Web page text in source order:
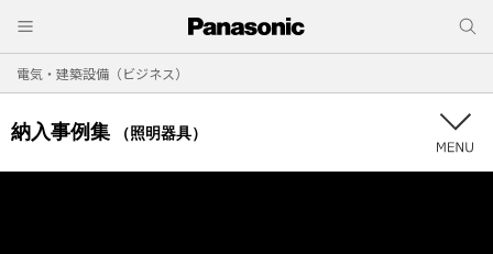
電気・建築設備（ビジネス）
納入事例集 （照明器具）